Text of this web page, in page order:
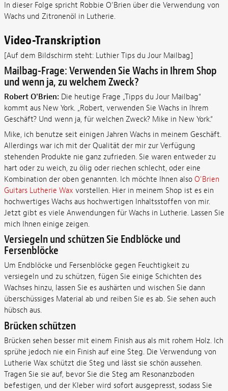
In dieser Folge spricht Robbie O’Brien über die Verwendung von
Wachs und Zitronenöl in Lutherie.
Video-Transkription
[Auf dem Bildschirm steht: Luthier Tips du Jour Mailbag]
Mailbag-Frage: Verwenden Sie Wachs in Ihrem Shop
und wenn ja, zu welchem Zweck?
Robert O'Brien: Die heutige Frage „Tipps du Jour Mailbag“
kommt aus New York. „Robert, verwenden Sie Wachs in Ihrem
Geschäft? Und wenn ja, für welchen Zweck? Mike in New York.“
Mike, ich benutze seit einigen Jahren Wachs in meinem Geschäft.
Allerdings war ich mit der Qualität der mir zur Verfügung
stehenden Produkte nie ganz zufrieden. Sie waren entweder zu
hart oder zu weich, zu ölig oder riechen schlecht, oder eine
Kombination der oben genannten. Ich möchte Ihnen also O'Brien
Guitars Lutherie Wax vorstellen. Hier in meinem Shop ist es ein
hochwertiges Wachs aus hochwertigen Inhaltsstoffen von mir.
Jetzt gibt es viele Anwendungen für Wachs in Lutherie. Lassen Sie
mich Ihnen einige zeigen.
Versiegeln und schützen Sie Endblöcke und
Fersenblöcke
Um Endblöcke und Fersenblöcke gegen Feuchtigkeit zu
versiegeln und zu schützen, fügen Sie einige Schichten des
Wachses hinzu, lassen Sie es aushärten und wischen Sie dann
überschüssiges Material ab und reiben Sie es ab. Sie sehen auch
hübsch aus.
Brücken schützen
Brücken sehen besser mit einem Finish aus als mit rohem Holz. Ich
sprühe jedoch nie ein Finish auf eine Steg. Die Verwendung von
Lutherie Wax schützt die Steg und lässt sie schön aussehen.
Tragen Sie sie auf, bevor Sie die Steg am Resonanzboden
befestigen, und der Kleber wird sofort ausgepresst, sodass Sie